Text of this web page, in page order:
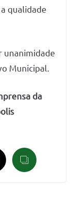
qualidade
unanimidade
Municipal.
da